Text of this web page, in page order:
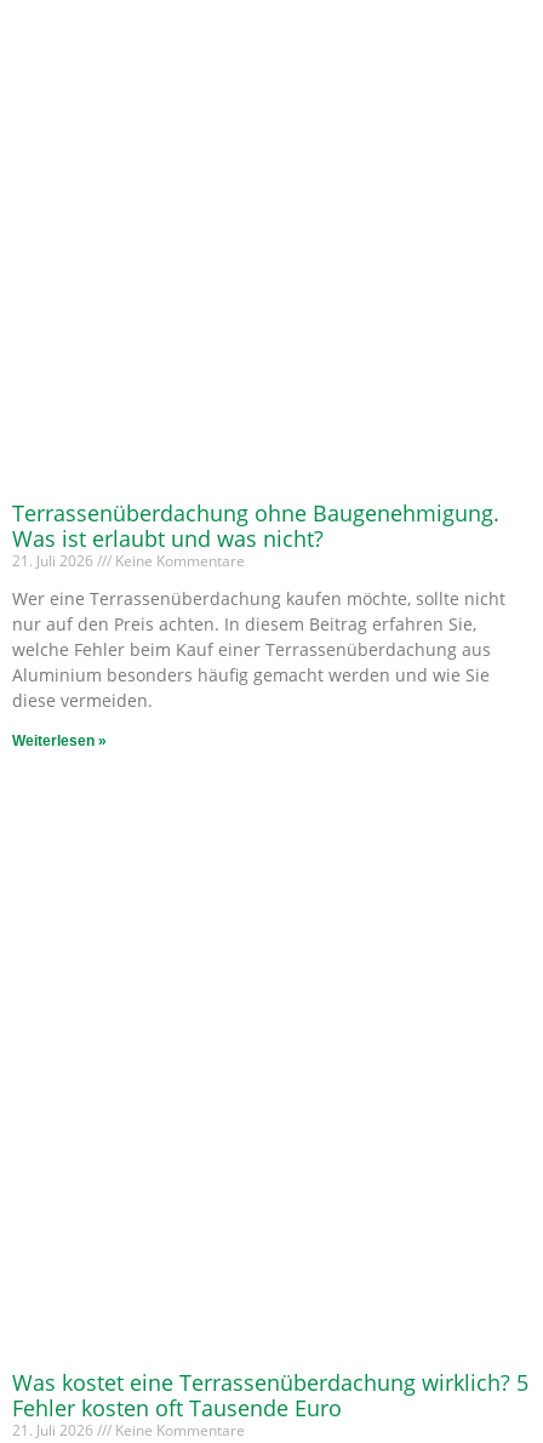
Terrassenüberdachung ohne Baugenehmigung.
Was ist erlaubt und was nicht?
21. Juli 2026 Keine Kommentare
Wer eine Terrassenüberdachung kaufen möchte, sollte nicht
nur auf den Preis achten. In diesem Beitrag erfahren Sie,
welche Fehler beim Kauf einer Terrassenüberdachung aus
Aluminium besonders häufig gemacht werden und wie Sie
diese vermeiden.
Weiterlesen »
Was kostet eine Terrassenüberdachung wirklich? 5
Fehler kosten oft Tausende Euro
21. Juli 2026 Keine Kommentare